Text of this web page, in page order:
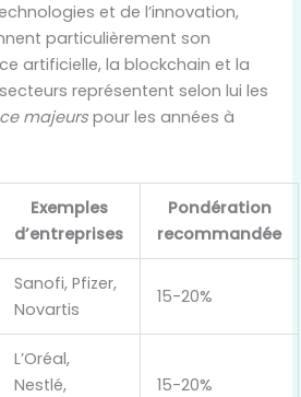
et de l’innovation,
particulièrement son
artificielle, la blockchain et la
représentent selon lui les
majeurs pour les années à
Exemples
d’entreprises
Pondération
recommandée
Sanofi, Pfizer,
Novartis
15-20%
L’Oréal,
Nestlé,
15-20%